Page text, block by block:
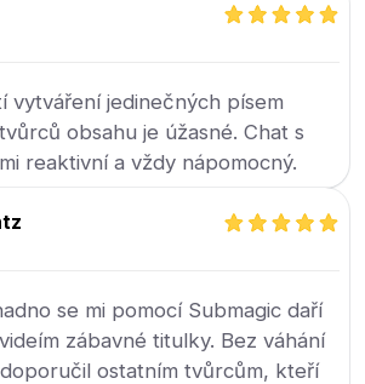
vytváření jedinečných písem
obsahu je úžasné. Chat s
reaktivní a vždy nápomocný.
se mi pomocí Submagic daří
zábavné titulky. Bez váhání
ostatním tvůrcům, kteří